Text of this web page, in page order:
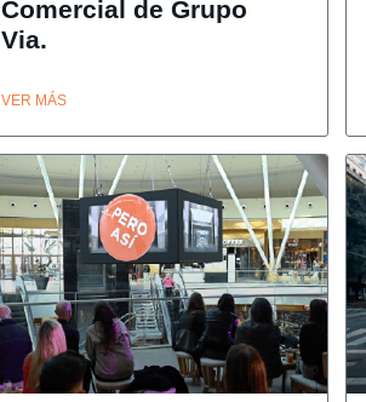
Comercial de Grupo
Via.
VER MÁS